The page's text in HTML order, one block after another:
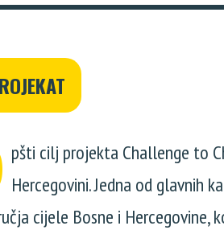
pšti cilj projekta Challenge to
Hercegovini. Jedna od glavnih
cijele Bosne i Hercegovine,